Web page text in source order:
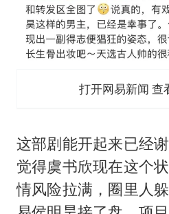
打开网易新闻 查
这部剧能开起来已经
觉得虞书欣现在这个
情风险拉满，圈里人